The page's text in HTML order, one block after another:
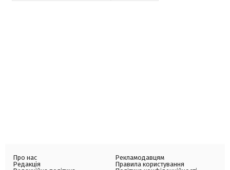
Про нас
Редакція
Рекламодавцям
Правила користування